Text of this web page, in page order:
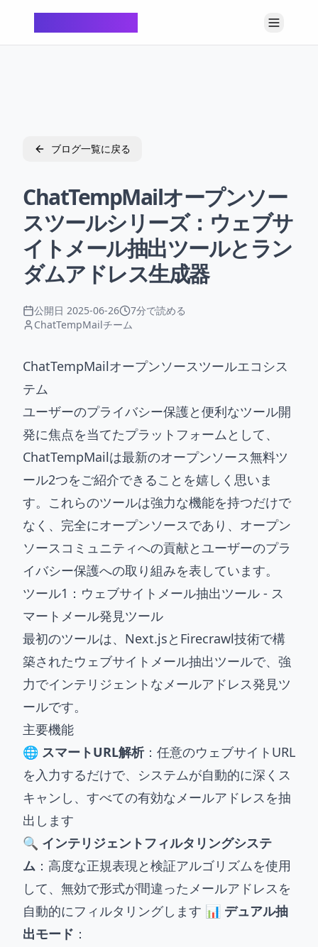
ブログ一覧に戻る
ChatTempMailオープンソー
スツールシリーズ：ウェブサ
イトメール抽出ツールとラン
ダムアドレス生成器
公開日 2025-06-26
7分で読める
ChatTempMailチーム
ChatTempMailオープンソースツールエコシス
テム
ユーザーのプライバシー保護と便利なツール開
発に焦点を当てたプラットフォームとして、
ChatTempMailは最新のオープンソース無料ツ
ール2つをご紹介できることを嬉しく思いま
す。これらのツールは強力な機能を持つだけで
なく、完全にオープンソースであり、オープン
ソースコミュニティへの貢献とユーザーのプラ
イバシー保護への取り組みを表しています。
ツール1：ウェブサイトメール抽出ツール - ス
マートメール発見ツール
最初のツールは、Next.jsとFirecrawl技術で構
築されたウェブサイトメール抽出ツールで、強
力でインテリジェントなメールアドレス発見ツ
ールです。
主要機能
🌐 スマートURL解析：任意のウェブサイトURL
を入力するだけで、システムが自動的に深くス
キャンし、すべての有効なメールアドレスを抽
出します
🔍 インテリジェントフィルタリングシステ
ム ：高度な正規表現と検証アルゴリズムを使用
して、無効で形式が間違ったメールアドレスを
自動的にフィルタリングします 📊 デュアル抽
出モード ：